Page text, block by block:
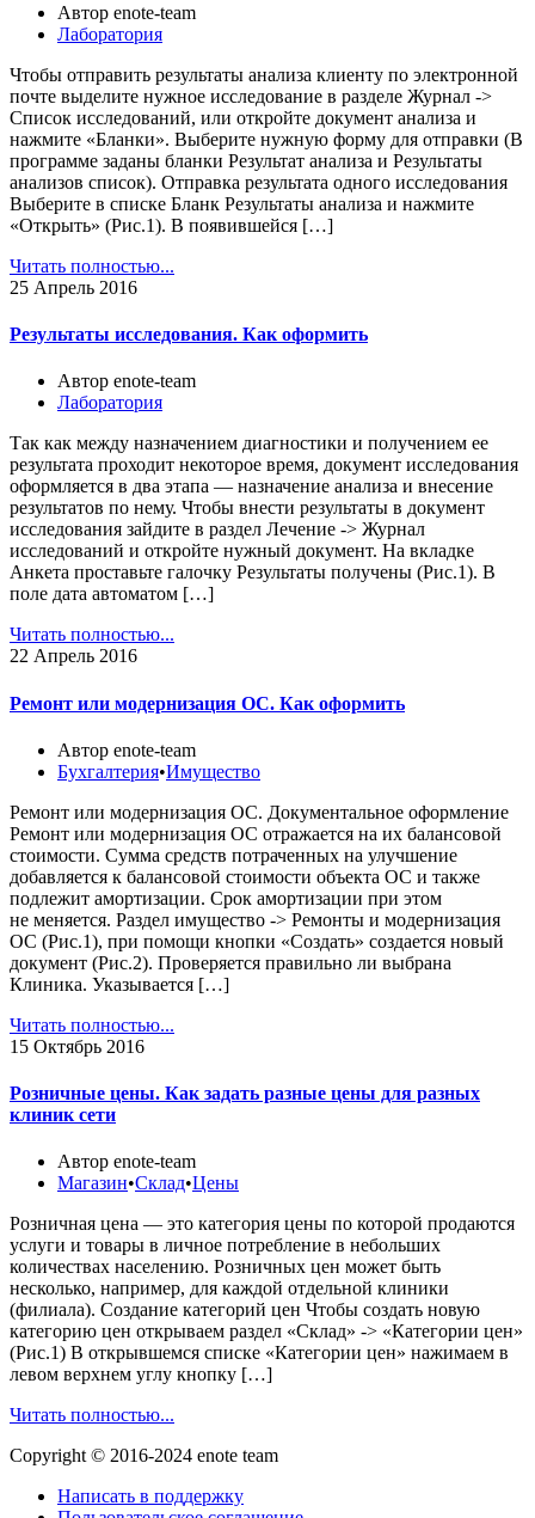
Автор enote-team
Лаборатория
Чтобы отправить результаты анализа клиенту по электронной
почте выделите нужное исследование в разделе Журнал ->
Список исследований, или откройте документ анализа и
нажмите «Бланки». Выберите нужную форму для отправки (В
программе заданы бланки Результат анализа и Результаты
анализов список). Отправка результата одного исследования
Выберите в списке Бланк Результаты анализа и нажмите
«Открыть» (Рис.1). В появившейся […]
Читать полностью...
25 Апрель 2016
Результаты исследования. Как оформить
Автор enote-team
Лаборатория
Так как между назначением диагностики и получением ее
результата проходит некоторое время, документ исследования
оформляется в два этапа — назначение анализа и внесение
результатов по нему. Чтобы внести результаты в документ
исследования зайдите в раздел Лечение -> Журнал
исследований и откройте нужный документ. На вкладке
Анкета проставьте галочку Результаты получены (Рис.1). В
поле дата автоматом […]
Читать полностью...
22 Апрель 2016
Ремонт или модернизация ОС. Как оформить
Автор enote-team
Бухгалтерия•Имущество
Ремонт или модернизация ОС. Документальное оформление
Ремонт или модернизация ОС отражается на их балансовой
стоимости. Сумма средств потраченных на улучшение
добавляется к балансовой стоимости объекта ОС и также
подлежит амортизации. Срок амортизации при этом
не меняется. Раздел имущество -> Ремонты и модернизация
ОС (Рис.1), при помощи кнопки «Создать» создается новый
документ (Рис.2). Проверяется правильно ли выбрана
Клиника. Указывается […]
Читать полностью...
15 Октябрь 2016
Розничные цены. Как задать разные цены для разных
клиник сети
Автор enote-team
Магазин•Склад•Цены
Розничная цена — это категория цены по которой продаются
услуги и товары в личное потребление в небольших
количествах населению. Розничных цен может быть
несколько, например, для каждой отдельной клиники
(филиала). Создание категорий цен Чтобы создать новую
категорию цен открываем раздел «Склад» -> «Категории цен»
(Рис.1) В открывшемся списке «Категории цен» нажимаем в
левом верхнем углу кнопку […]
Читать полностью...
Copyright © 2016-2024 enote team
Написать в поддержку